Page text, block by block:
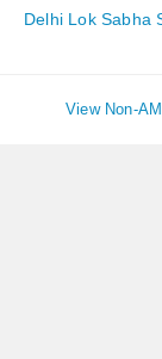
Delhi Lok Sabha
View Non-